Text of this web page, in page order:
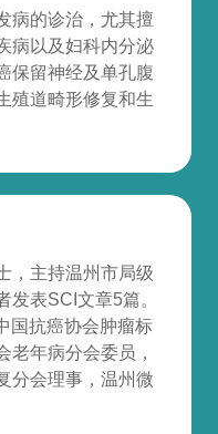
病的诊治，尤其擅
病以及妇科内分泌
保留神经及单孔腹
殖道畸形修复和生
，主持温州市局级
发表SCI文章5篇。
国抗癌协会肿瘤标
老年病分会委员，
分会理事，温州微